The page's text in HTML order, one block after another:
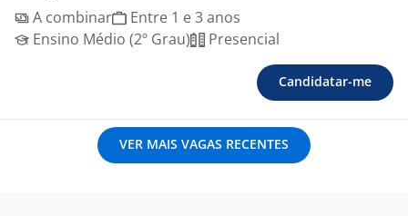
A combinar
Entre 1 e 3 anos
Ensino Médio (2º Grau)
Presencial
Candidatar-me
VER MAIS VAGAS RECENTES